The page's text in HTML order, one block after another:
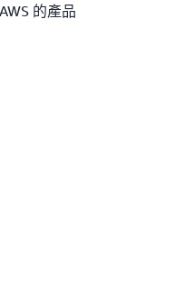
的產品